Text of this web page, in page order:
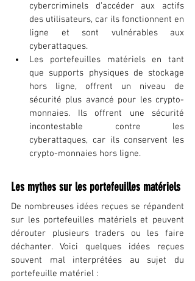
cybercriminels d’accéder aux actifs
des utilisateurs, car ils fonctionnent en
ligne et sont vulnérables aux
cyberattaques.
Les portefeuilles matériels en tant
que supports physiques de stockage
hors ligne, offrent un niveau de
sécurité plus avancé pour les crypto-
monnaies. Ils offrent une sécurité
incontestable contre les
cyberattaques, car ils conservent les
crypto-monnaies hors ligne.
Les mythes sur les portefeuilles matériels
De nombreuses idées reçues se répandent
sur les portefeuilles matériels et peuvent
dérouter plusieurs traders ou les faire
déchanter. Voici quelques idées reçues
souvent mal interprétées au sujet du
portefeuille matériel :